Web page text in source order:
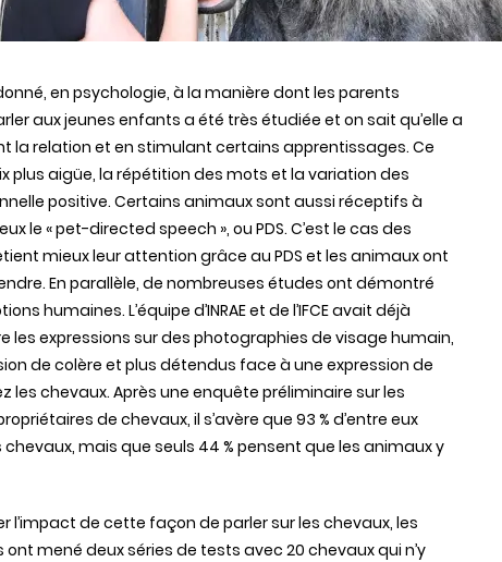
en psychologie, à la manière dont les parents
aux jeunes enfants a été très étudiée et on sait qu’elle a
relation et en stimulant certains apprentissages. Ce
aigüe, la répétition des mots et la variation des
positive. Certains animaux sont aussi réceptifs à
le « pet-directed speech », ou PDS. C’est le cas des
mieux leur attention grâce au PDS et les animaux ont
En parallèle, de nombreuses études ont démontré
humaines. L’équipe d’INRAE et de l’IFCE avait déjà
les expressions sur des photographies de visage humain,
de colère et plus détendus face à une expression de
les chevaux. Après une enquête préliminaire sur les
de chevaux, il s’avère que 93 % d’entre eux
mais que seuls 44 % pensent que les animaux y
l’impact de cette façon de parler sur les chevaux, les
mené deux séries de tests avec 20 chevaux qui n’y